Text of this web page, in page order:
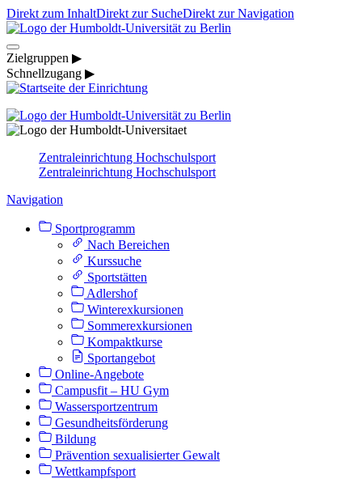
Direkt zum InhaltDirekt zur SucheDirekt zur Navigation
Zielgruppen ▶
Schnellzugang ▶
Zentraleinrichtung Hochschulsport
Zentraleinrichtung Hochschulsport
Navigation
Sportprogramm
Nach Bereichen
Kurssuche
Sportstätten
Adlershof
Winterexkursionen
Sommerexkursionen
Kompaktkurse
Sportangebot
Online-Angebote
Campusfit – HU Gym
Wassersportzentrum
Gesundheitsförderung
Bildung
Prävention sexualisierter Gewalt
Wettkampfsport